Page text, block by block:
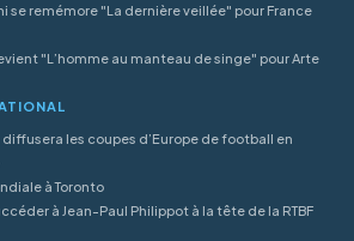
se remémore "La dernière veillée" pour France
"L’homme au manteau de singe" pour Arte
les coupes d’Europe de football en
à Toronto
à Jean-Paul Philippot à la tête de la RTBF